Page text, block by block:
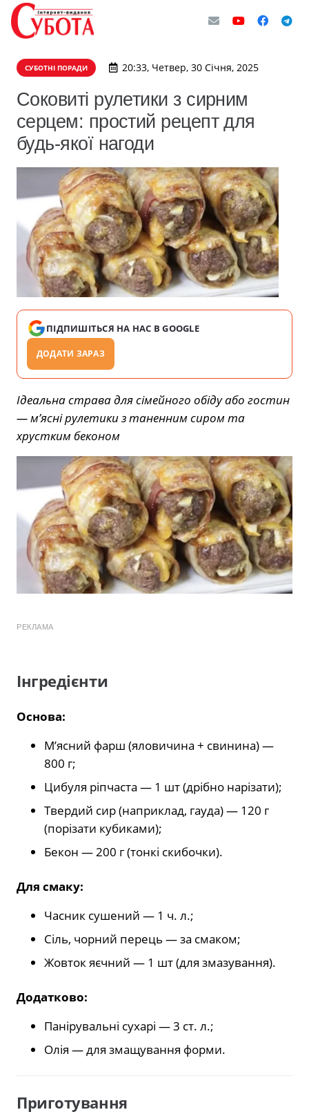
СУБОТНІ ПОРАДИ 20:33, Четвер, 30 Січня, 2025
Соковиті рулетики з сирним
серцем: простий рецепт для
будь-якої нагоди
ПІДПИШІТЬСЯ НА НАС В GOOGLE
ДОДАТИ ЗАРАЗ
Ідеальна страва для сімейного обіду або гостин
— м’ясні рулетики з таненним сиром та
хрустким беконом
РЕКЛАМА
Інгредієнти
Основа:
М’ясний фарш (яловичина + свинина) —
800 г;
Цибуля ріпчаста — 1 шт (дрібно нарізати);
Твердий сир (наприклад, гауда) — 120 г
(порізати кубиками);
Бекон — 200 г (тонкі скибочки).
Для смаку:
Часник сушений — 1 ч. л.;
Сіль, чорний перець — за смаком;
Жовток яєчний — 1 шт (для змазування).
Додатково:
Панірувальні сухарі — 3 ст. л.;
Олія — для змащування форми.
Приготування